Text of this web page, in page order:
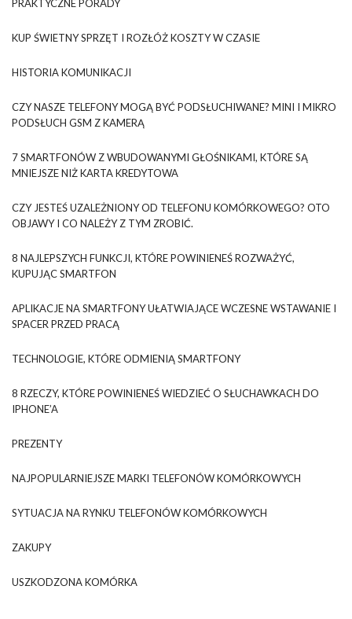
PRAKTYCZNE PORADY
KUP ŚWIETNY SPRZĘT I ROZŁÓŻ KOSZTY W CZASIE
HISTORIA KOMUNIKACJI
CZY NASZE TELEFONY MOGĄ BYĆ PODSŁUCHIWANE? MINI I MIKRO
PODSŁUCH GSM Z KAMERĄ
7 SMARTFONÓW Z WBUDOWANYMI GŁOŚNIKAMI, KTÓRE SĄ
MNIEJSZE NIŻ KARTA KREDYTOWA
CZY JESTEŚ UZALEŻNIONY OD TELEFONU KOMÓRKOWEGO? OTO
OBJAWY I CO NALEŻY Z TYM ZROBIĆ.
8 NAJLEPSZYCH FUNKCJI, KTÓRE POWINIENEŚ ROZWAŻYĆ,
KUPUJĄC SMARTFON
APLIKACJE NA SMARTFONY UŁATWIAJĄCE WCZESNE WSTAWANIE I
SPACER PRZED PRACĄ
TECHNOLOGIE, KTÓRE ODMIENIĄ SMARTFONY
8 RZECZY, KTÓRE POWINIENEŚ WIEDZIEĆ O SŁUCHAWKACH DO
IPHONE’A
PREZENTY
NAJPOPULARNIEJSZE MARKI TELEFONÓW KOMÓRKOWYCH
SYTUACJA NA RYNKU TELEFONÓW KOMÓRKOWYCH
ZAKUPY
USZKODZONA KOMÓRKA